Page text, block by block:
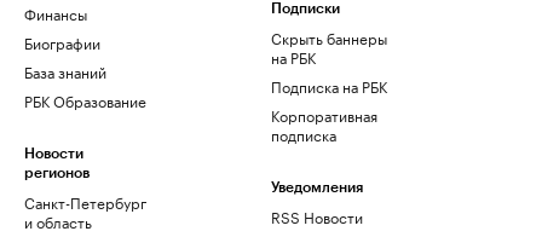
Финансы
Биографии
База знаний
РБК Образование
Новости
регионов
Санкт-Петербург
и область
Подписки
Скрыть баннеры
на РБК
Подписка на РБК
Корпоративная
подписка
Уведомления
RSS Новости